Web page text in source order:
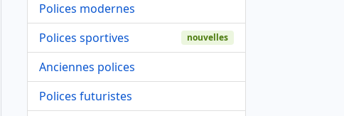
Polices modernes
Polices sportives
nouvelles
Anciennes polices
Polices futuristes